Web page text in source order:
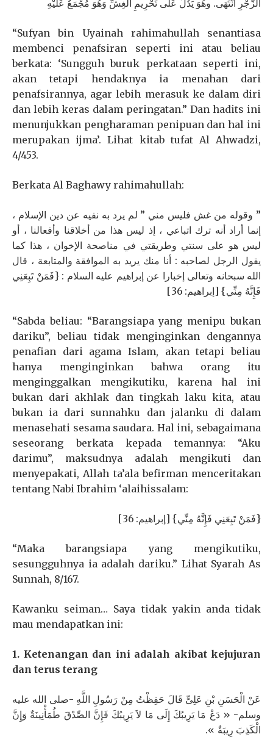
الزَّجْرِ انْتَهَى. وهُوَ يَدُلُّ عَلَى تَحْرِيمِ الْغِشِّ وَهُوَ مُجْمَعٌ عَلَيْهِ
“Sufyan bin Uyainah rahimahullah senantiasa
membenci penafsiran seperti ini atau beliau
berkata: ‘Sungguh buruk perkataan seperti ini,
akan tetapi hendaknya ia menahan dari
penafsirannya, agar lebih merasuk ke dalam diri
dan lebih keras dalam peringatan.” Dan hadits ini
menunjukkan pengharaman penipuan dan hal ini
merupakan ijma’. Lihat kitab tufat Al Ahwadzi,
4/453.
Berkata Al Baghawy rahimahullah:
” وقوله من غش فليس مني ” لم يرد به نفيه عن دين الإسلام ،
إنما أراد أنه ترك اتباعي ، إذ ليس هذا من أخلاقنا وأفعالنا ، أو
ليس هو على سنتي وطريقتي في مناصحة الإخوان ، هذا كما
يقول الرجل لصاحبه : أنا منك يريد به الموافقة والمتابعة ، قال
الله سبحانه وتعالى إخبارا عن إبراهيم عليه السلام : {فَمَنْ تَبِعَنِي
فَإِنَّهُ مِنِّي} [إبراهيم: 36]
“Sabda beliau: “Barangsiapa yang menipu bukan
dariku”, beliau tidak menginginkan dengannya
penafian dari agama Islam, akan tetapi beliau
hanya menginginkan bahwa orang itu
menginggalkan mengikutiku, karena hal ini
bukan dari akhlak dan tingkah laku kita, atau
bukan ia dari sunnahku dan jalanku di dalam
menasehati sesama saudara. Hal ini, sebagaimana
seseorang berkata kepada temannya: “Aku
darimu”, maksudnya adalah mengikuti dan
menyepakati, Allah ta’ala befirman menceritakan
tentang Nabi Ibrahim ‘alaihissalam:
{فَمَنْ تَبِعَنِي فَإِنَّهُ مِنِّي} [إبراهيم: 36]
“Maka barangsiapa yang mengikutiku,
sesungguhnya ia adalah dariku.” Lihat Syarah As
Sunnah, 8/167.
Kawanku seiman… Saya tidak yakin anda tidak
mau mendapatkan ini:
1. Ketenangan dan ini adalah akibat kejujuran
dan terus terang
عَنْ الْحَسَنِ بْنِ عَلِىٍّ قَالَ حَفِظْتُ مِنْ رَسُولِ اللَّهِ -صلى الله عليه
وسلم- « دَعْ مَا يَرِيبُكَ إِلَى مَا لاَ يَرِيبُكَ فَإِنَّ الصِّدْقَ طُمَأْنِينَةٌ وَإِنَّ
الْكَذِبَ رِيبَةٌ ».